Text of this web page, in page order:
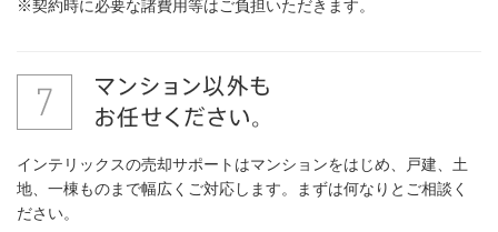
※契約時に必要な諸費用等はご負担いただきます。
インテリックスの売却サポートはマンションをはじめ、戸建、土
地、一棟ものまで幅広くご対応します。まずは何なりとご相談く
ださい。